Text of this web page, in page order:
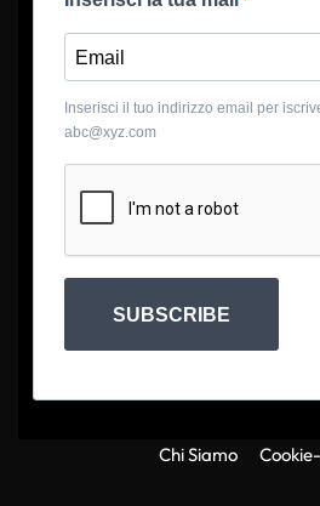
Inserisci il tuo indirizzo email per
abc@xyz.com
SUBSCRIBE
Chi Siamo